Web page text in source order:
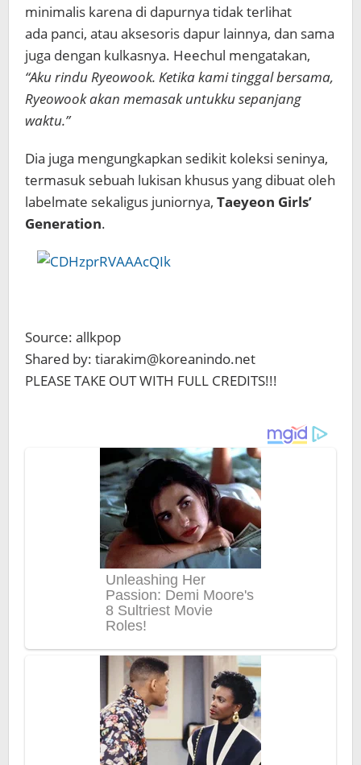
minimalis karena di dapurnya tidak terlihat
ada panci, atau aksesoris dapur lainnya, dan sama
juga dengan kulkasnya. Heechul mengatakan,
“Aku rindu Ryeowook. Ketika kami tinggal bersama,
Ryeowook akan memasak untukku sepanjang
waktu.”
Dia juga mengungkapkan sedikit koleksi seninya,
termasuk sebuah lukisan khusus yang dibuat oleh
labelmate sekaligus juniornya, Taeyeon Girls’
Generation.
Source: allkpop
Shared by: tiarakim@koreanindo.net
PLEASE TAKE OUT WITH FULL CREDITS!!!